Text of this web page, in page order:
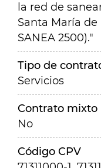
la red de
Santa María de
SANEA 2500)."
Tipo de
Servicios
Contrato mixto
No
Código CPV